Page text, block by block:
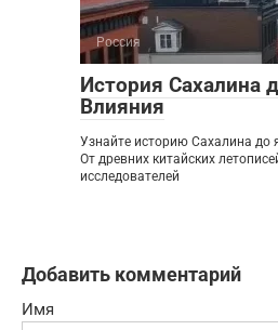
Россия
История Сахалина
Влияния
Узнайте историю Сахалина до
От древних китайских
исследователей
Добавить комментарий
Имя